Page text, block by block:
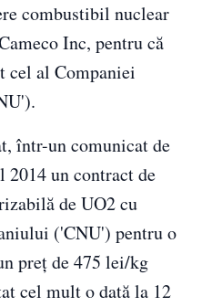
combustibil nuclear
Inc, pentru că
cel al Companiei
într-un comunicat de
2014 un contract de
de UO2 cu
('CNU') pentru o
preţ de 475 lei/kg
cel mult o dată la 12